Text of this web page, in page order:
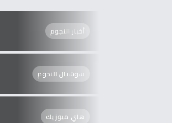
أخبار النجوم
سوشيال النجوم
هاي ميوزيك